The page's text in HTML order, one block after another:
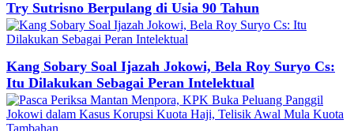
Try Sutrisno Berpulang di Usia 90 Tahun
Kang Sobary Soal Ijazah Jokowi, Bela Roy Suryo Cs:
Itu Dilakukan Sebagai Peran Intelektual